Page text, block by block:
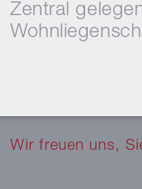
Zentral
Wir freuen uns,